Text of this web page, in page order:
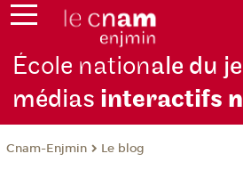
École nationale du
médias interactifs
Cnam-Enjmin Le blog